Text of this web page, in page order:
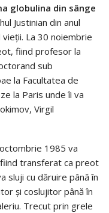
globulina din sânge
Justinian din anul
La 30 noiembrie
fiind profesor la
sub
la Facultatea de
la Paris unde îi va
Virgil
1985 va
transferat ca preot
sluji cu dăruire până în
și coslujitor până în
Trecut prin grele